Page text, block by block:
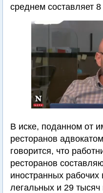
среднем составляет
В иске, поданном от
ресторанов
говорится, что
ресторанов
иностранных
легальных и 29